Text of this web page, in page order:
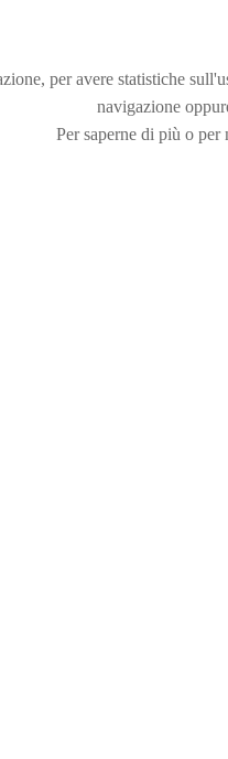
per avere statistiche
navigazione
Per saperne di più o per